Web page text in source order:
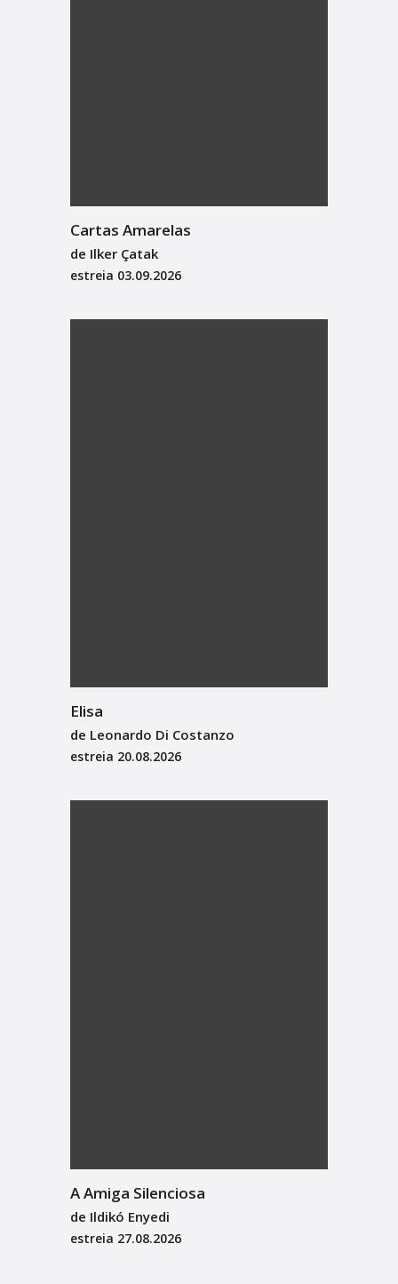
Cartas Amarelas
de Ilker Çatak
estreia 03.09.2026
Elisa
de Leonardo Di Costanzo
estreia 20.08.2026
A Amiga Silenciosa
de Ildikó Enyedi
estreia 27.08.2026